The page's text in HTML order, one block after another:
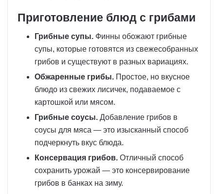
Приготовление блюд с грибами
Грибные супы. Финны обожают грибные
супы, которые готовятся из свежесобранных
грибов и существуют в разных вариациях.
Обжаренные грибы. Простое, но вкусное
блюдо из свежих лисичек, подаваемое с
картошкой или мясом.
Грибные соусы. Добавление грибов в
соусы для мяса — это изысканный способ
подчеркнуть вкус блюда.
Консервация грибов. Отличный способ
сохранить урожай — это консервирование
грибов в банках на зиму.